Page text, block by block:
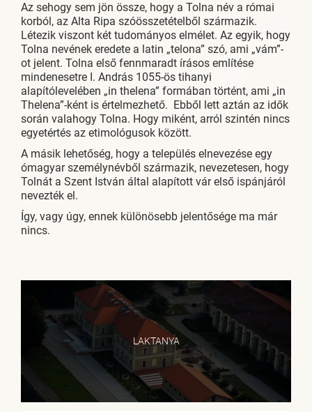
Az sehogy sem jön össze, hogy a Tolna név a római
korból, az Alta Ripa szóösszetételből származik.
Létezik viszont két tudományos elmélet. Az egyik, hogy
Tolna nevének eredete a latin „telona” szó, ami „vám”-
ot jelent. Tolna első fennmaradt írásos említése
mindenesetre I. András 1055-ös tihanyi
alapítólevelében „in thelena” formában történt, ami „in
Thelena”-ként is értelmezhető. Ebből lett aztán az idők
során valahogy Tolna. Hogy miként, arról szintén nincs
egyetértés az etimológusok között.
A másik lehetőség, hogy a település elnevezése egy
ómagyar személynévből származik, nevezetesen, hogy
Tolnát a Szent István által alapított vár első ispánjáról
nevezték el.
Így, vagy úgy, ennek különösebb jelentősége ma már
nincs.
LAKTANYA